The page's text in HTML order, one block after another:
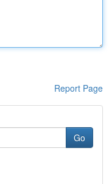
Report Page
Go